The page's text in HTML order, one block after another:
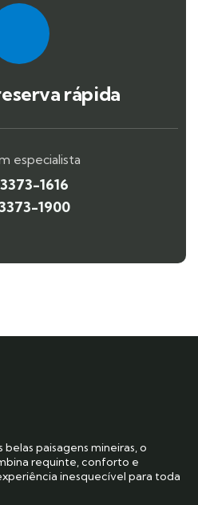
rápida
especialista
1616
1900
paisagens mineiras, o
requinte, conforto e
inesquecível para toda